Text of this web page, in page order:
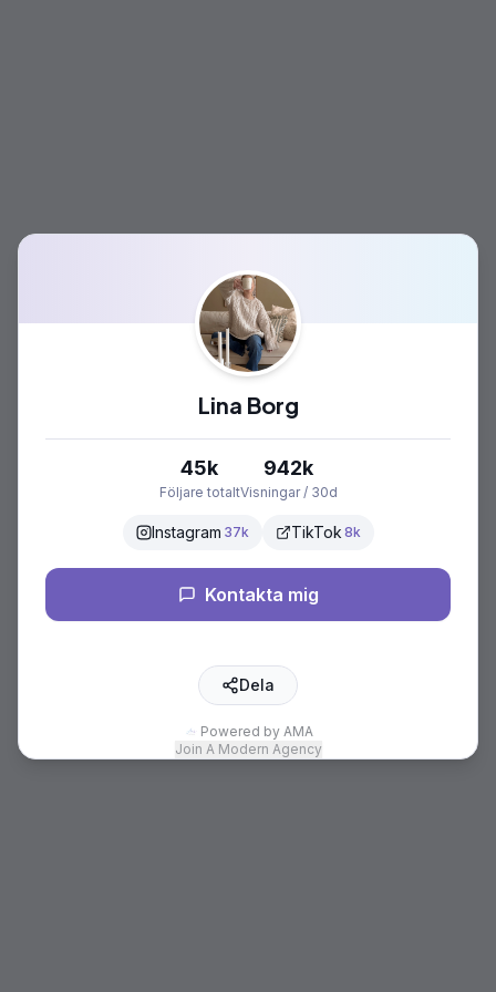
Lina Borg
45k
Följare totalt
942k
Visningar / 30d
Instagram 37k TikTok 8k
Kontakta mig
Dela
Powered by AMA
Join A Modern Agency